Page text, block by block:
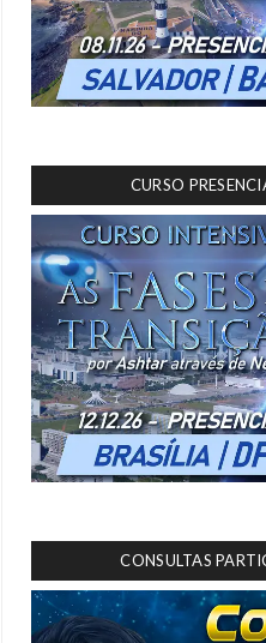
CURSO
CONSULTAS